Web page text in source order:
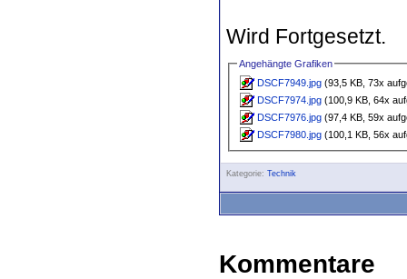
Wird Fortgesetzt.
Angehängte Grafiken
DSCF7949.jpg (93,5 KB, 73x
DSCF7974.jpg (100,9 KB, 64x
DSCF7976.jpg (97,4 KB, 59x
DSCF7980.jpg (100,1 KB, 56x
Kategorie: Technik
Kommentare